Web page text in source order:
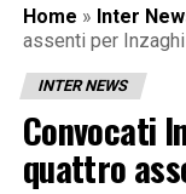
Home » Inter
assenti per Inzaghi
INTER NEWS
Convocati
quattro